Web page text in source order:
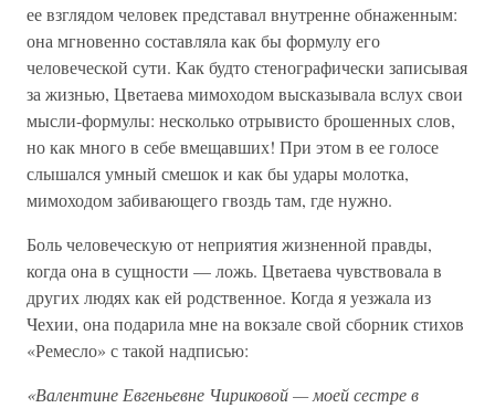
ее взглядом человек представал внутренне обнаженным:
она мгновенно составляла как бы формулу его
человеческой сути. Как будто стенографически записывая
за жизнью, Цветаева мимоходом высказывала вслух свои
мысли-формулы: несколько отрывисто брошенных слов,
но как много в себе вмещавших! При этом в ее голосе
слышался умный смешок и как бы удары молотка,
мимоходом забивающего гвоздь там, где нужно.
Боль человеческую от неприятия жизненной правды,
когда она в сущности — ложь. Цветаева чувствовала в
других людях как ей родственное. Когда я уезжала из
Чехии, она подарила мне на вокзале свой сборник стихов
«Ремесло» с такой надписью:
«Валентине Евгеньевне Чириковой — моей сестре в